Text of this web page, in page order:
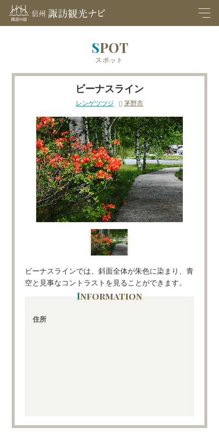
EN
SPOT
スポット
ビーナスライン
レンゲツツジ 茅野市
ビーナスラインでは、斜面全体が朱色に染まり、青
空と見事なコントラストを見ることができます。
Information
住所